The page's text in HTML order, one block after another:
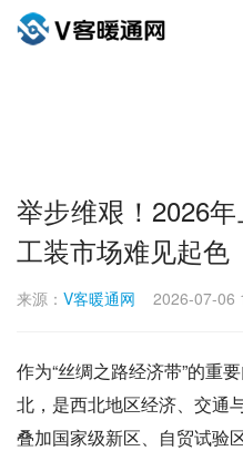
举步维艰！2026
工装市场难见起色
来源： V客暖通网 2026-07-06
作为“丝绸之路经济带”的重
北，是西北地区经济、交通
叠加国家级新区、自贸试验